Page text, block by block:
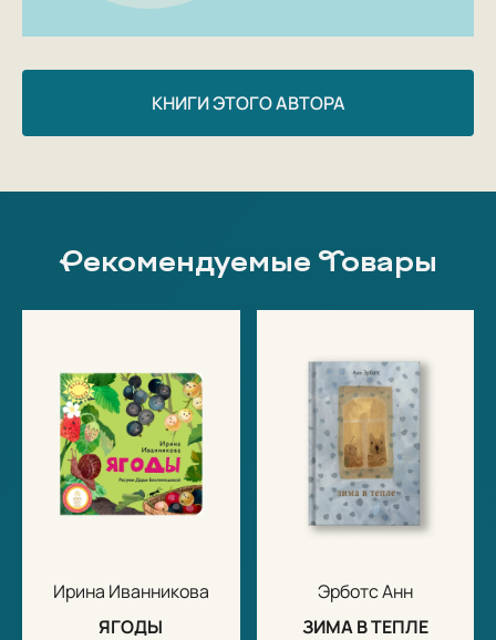
КНИГИ ЭТОГО АВТОРА
Рекомендуемые Товары
Ирина Иванникова
ЯГОДЫ
Эрботс Анн
ЗИМА В ТЕПЛЕ